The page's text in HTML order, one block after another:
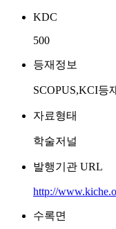
KDC
500
등재정보
SCOPUS,KCI등
자료형태
학술저널
발행기관 URL
http://
수록면